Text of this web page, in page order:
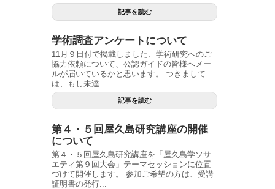
記事を読む
学術調査アンケートについて
11月９日付で掲載しました、学術研究へのご
協力依頼について、公認ガイドの皆様へメー
ルが届いているかと思います。 つきまして
は、もし未達...
記事を読む
第４・５回屋久島研究講座の開催
について
第４・５回屋久島研究講座を「屋久島学ソサ
エティ第９回大会」テーマセッションに位置
づけて開催します。 参加ご希望の方は、受講
証明書の発行...